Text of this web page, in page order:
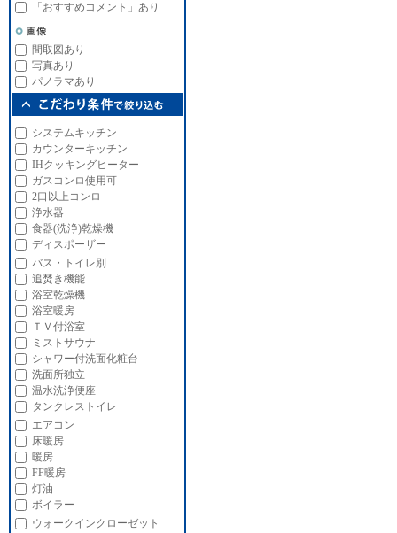
「おすすめコメント」あり
間取図あり
写真あり
パノラマあり
システムキッチン
カウンターキッチン
IHクッキングヒーター
ガスコンロ使用可
2口以上コンロ
浄水器
食器(洗浄)乾燥機
ディスポーザー
バス・トイレ別
追焚き機能
浴室乾燥機
浴室暖房
ＴＶ付浴室
ミストサウナ
シャワー付洗面化粧台
洗面所独立
温水洗浄便座
タンクレストイレ
エアコン
床暖房
暖房
FF暖房
灯油
ボイラー
ウォークインクローゼット